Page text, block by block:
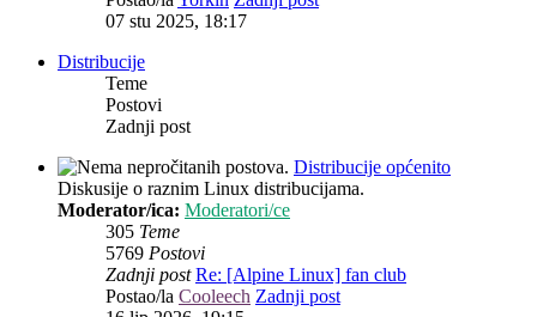
07 stu 2025, 18:17
Distribucije
Teme
Postovi
Zadnji post
Distribucije općenito
Diskusije o raznim Linux distribucijama.
Moderator/ica: Moderatori/ce
305 Teme
5769 Postovi
Zadnji post Re: [Alpine Linux] fan club
Postao/la Cooleech Zadnji post